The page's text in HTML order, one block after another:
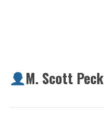
M. Scott Peck